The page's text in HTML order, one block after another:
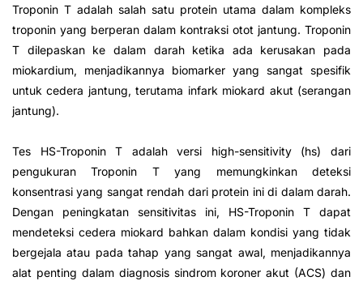
Troponin T adalah salah satu protein utama dalam kompleks
troponin yang berperan dalam kontraksi otot jantung. Troponin
T dilepaskan ke dalam darah ketika ada kerusakan pada
miokardium, menjadikannya biomarker yang sangat spesifik
untuk cedera jantung, terutama infark miokard akut (serangan
jantung).
Tes HS-Troponin T adalah versi high-sensitivity (hs) dari
pengukuran Troponin T yang memungkinkan deteksi
konsentrasi yang sangat rendah dari protein ini di dalam darah.
Dengan peningkatan sensitivitas ini, HS-Troponin T dapat
mendeteksi cedera miokard bahkan dalam kondisi yang tidak
bergejala atau pada tahap yang sangat awal, menjadikannya
alat penting dalam diagnosis sindrom koroner akut (ACS) dan